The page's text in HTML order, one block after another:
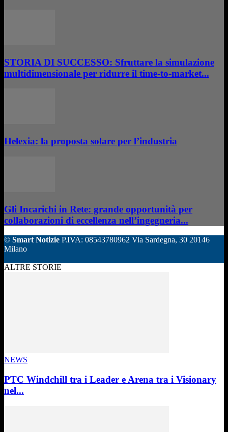
STORIA DI SUCCESSO: Sfruttare la simulazione
multidimensionale per ridurre il time-to-market...
Helexia: la proposta solare per l’industria
Gli Incarichi in Rete: grande opportunità per
collaborazioni di eccellenza nell’ingegneria...
© Smart Notizie P.IVA: 08543780962 Via Sardegna, 30 20146
Milano
ALTRE STORIE
NEWS
PTC Windchill tra i Leader e Arena tra i Visionary
nel...